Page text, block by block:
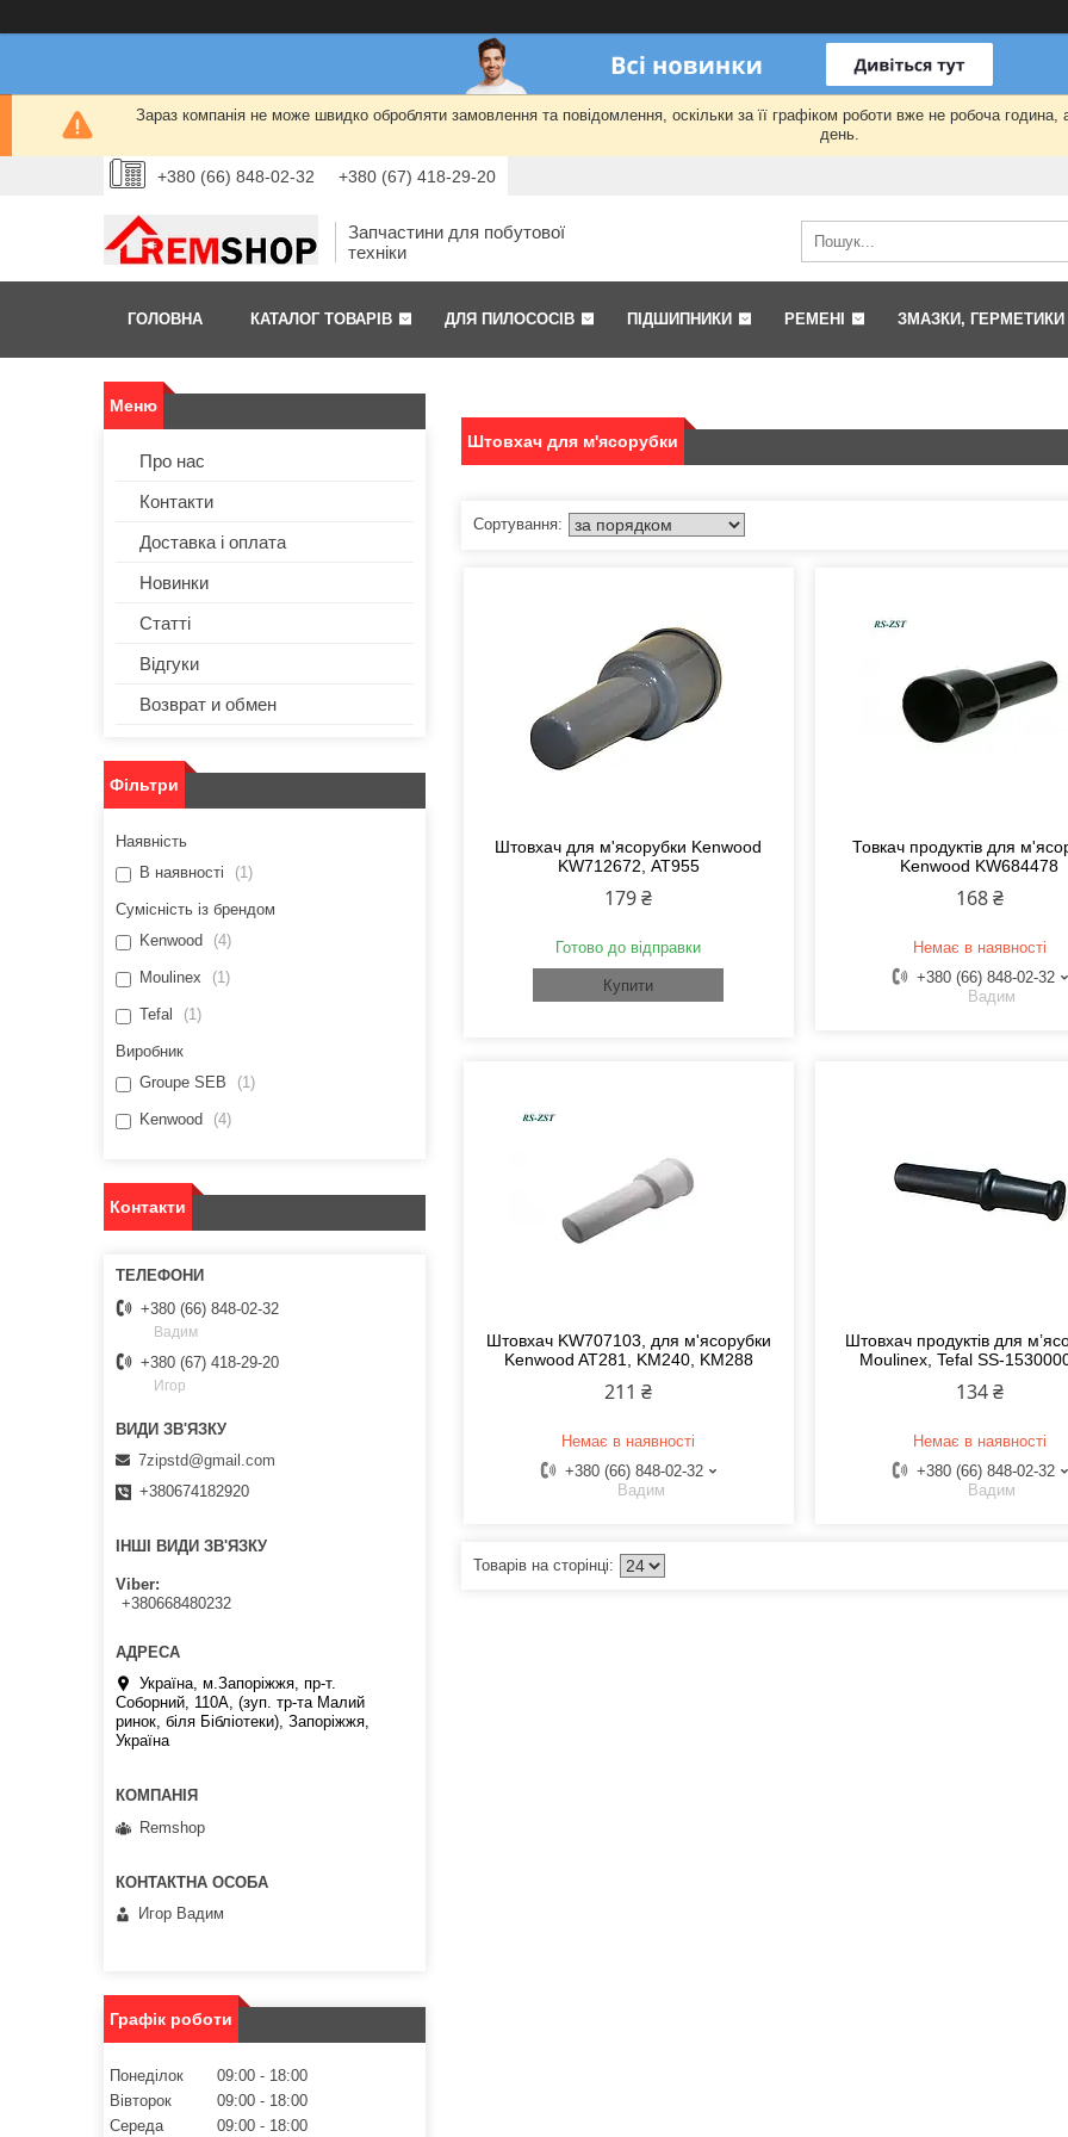
Зараз компанія не може швидко обробляти замовлення та повідомлення, оскільки за її графіком роботи вже не робоча
день.
+380 (66) 848-02-32 +380 (67) 418-29-20
Запчастини для побутової
техніки
ГОЛОВНА КАТАЛОГ ТОВАРІВ ДЛЯ ПИЛОСОСІВ ПІДШИПНИКИ РЕМЕНІ ЗМАЗКИ, ГЕРМЕТИКИ
Штовхач для м'ясорубки
Штовхач для м'ясорубки Kenwood
KW712672, АТ955
179 ₴
Готово до відправки
Купити
Товкач продуктів для
Kenwood KW684478
168 ₴
Немає в наявності
+380 (66) 848-02-32
Вадим
Штовхач KW707103, для м'ясорубки
Kenwood AT281, KM240, KM288
211 ₴
Немає в наявності
+380 (66) 848-02-32
Вадим
Штовхач продуктів для
Moulinex, Tefal SS-
134 ₴
Немає в наявності
+380 (66) 848-02-32
Вадим
Про нас
Контакти
Доставка і оплата
Новинки
Статті
Відгуки
Возврат и обмен
Фільтри
Наявність
В наявності
1
Сумісність із брендом
Kenwood
4
Moulinex 1
Tefal 1
Виробник
Groupe SEB
1
Kenwood 4
Контакти
+380 (66) 848-02-32
Вадим
+380 (67) 418-29-20
Игор
7zipstd@gmail.com
+380674182920
ІНШІ ВИДИ ЗВ'ЯЗКУ
Viber
+380668480232
Україна, м.Запоріжжя, пр-т.
Соборний, 110А, (зуп. тр-та Малий
ринок, біля Бібліотеки), Запоріжжя,
Україна
Remshop
Игор Вадим
Графік роботи
Понеділок 09:00
18:00
Вівторок
09:00
18:00
Середа
09:00 18:00